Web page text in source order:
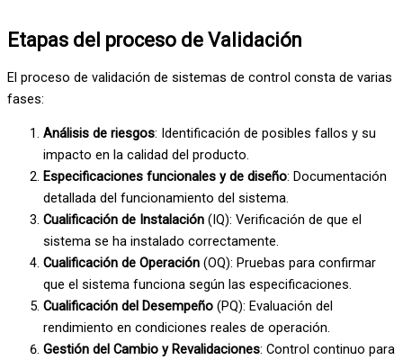
Etapas del proceso de Validación
El proceso de validación de sistemas de control consta de varias
fases:
Análisis de riesgos: Identificación de posibles fallos y su
impacto en la calidad del producto.
Especificaciones funcionales y de diseño: Documentación
detallada del funcionamiento del sistema.
Cualificación de Instalación (IQ): Verificación de que el
sistema se ha instalado correctamente.
Cualificación de Operación (OQ): Pruebas para confirmar
que el sistema funciona según las especificaciones.
Cualificación del Desempeño (PQ): Evaluación del
rendimiento en condiciones reales de operación.
Gestión del Cambio y Revalidaciones: Control continuo para